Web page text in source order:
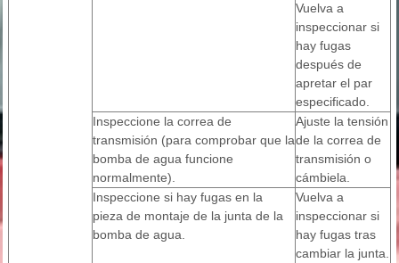
Vuelva a
inspeccionar si
hay fugas
después de
apretar el par
especificado.
Inspeccione la correa de
transmisión (para comprobar que la
bomba de agua funcione
normalmente).
Ajuste la tensión
de la correa de
transmisión o
cámbiela.
Inspeccione si hay fugas en la
pieza de montaje de la junta de la
bomba de agua.
Vuelva a
inspeccionar si
hay fugas tras
cambiar la junta.